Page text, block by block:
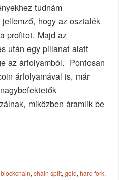
tudnám
hogy az osztalék
profitot. Majd az
után egy pillanat alatt
az árfolyamból. Pontosan
árfolyamával is, már
miközben áramlik be
blockchain,chain split,gold,hard fork,